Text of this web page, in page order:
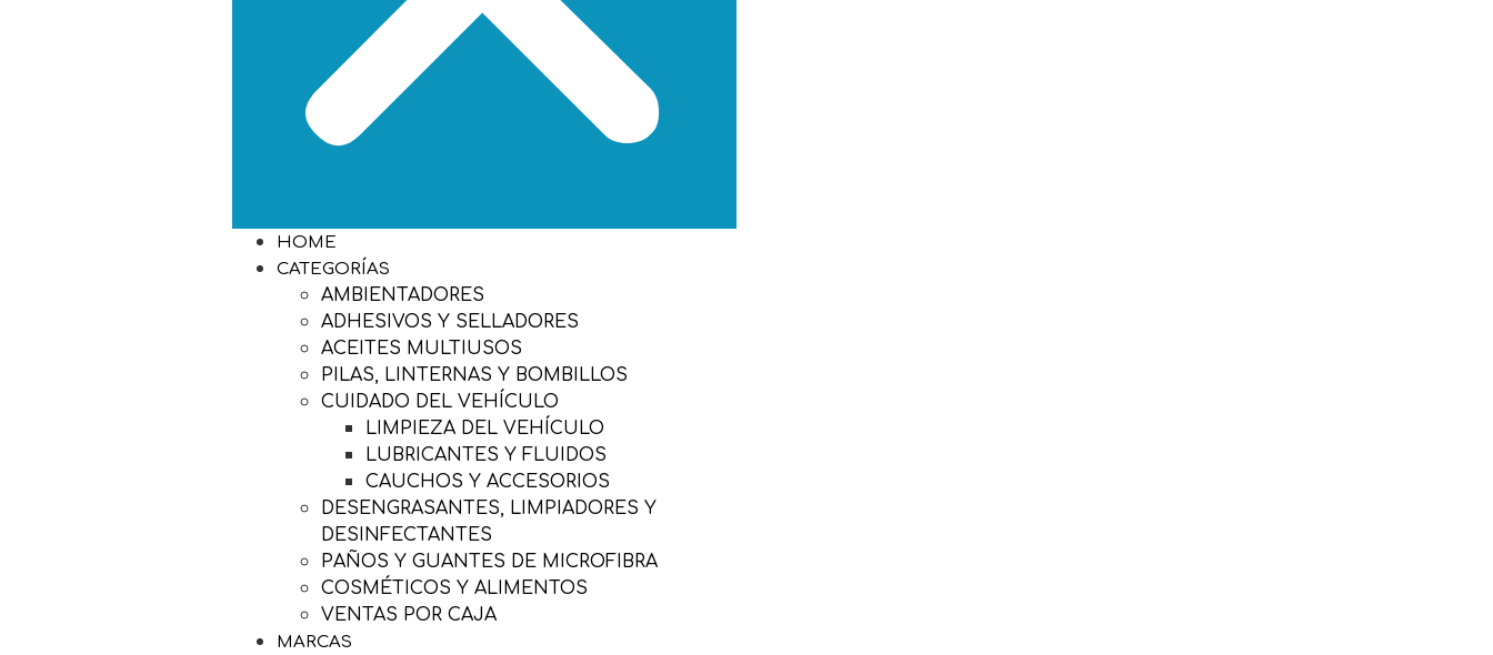
HOME
CATEGORÍAS
AMBIENTADORES
ADHESIVOS Y SELLADORES
ACEITES MULTIUSOS
PILAS, LINTERNAS Y BOMBILLOS
CUIDADO DEL VEHÍCULO
LIMPIEZA DEL VEHÍCULO
LUBRICANTES Y FLUIDOS
CAUCHOS Y ACCESORIOS
DESENGRASANTES, LIMPIADORES Y
DESINFECTANTES
PAÑOS Y GUANTES DE MICROFIBRA
COSMÉTICOS Y ALIMENTOS
VENTAS POR CAJA
MARCAS